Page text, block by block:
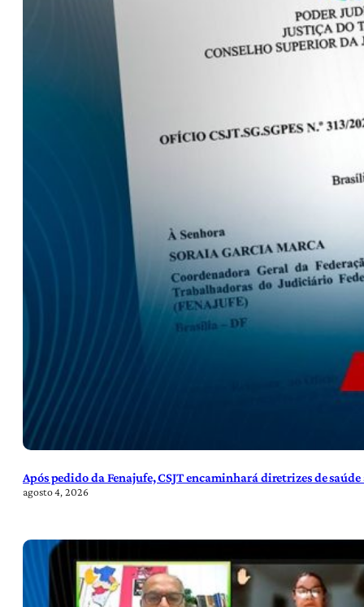
Após pedido da Fenajufe, CSJT encaminhará diretrizes de
agosto 4, 2026